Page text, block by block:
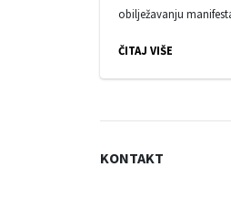
obilježavanju
ČITAJ VIŠE
KONTAKT